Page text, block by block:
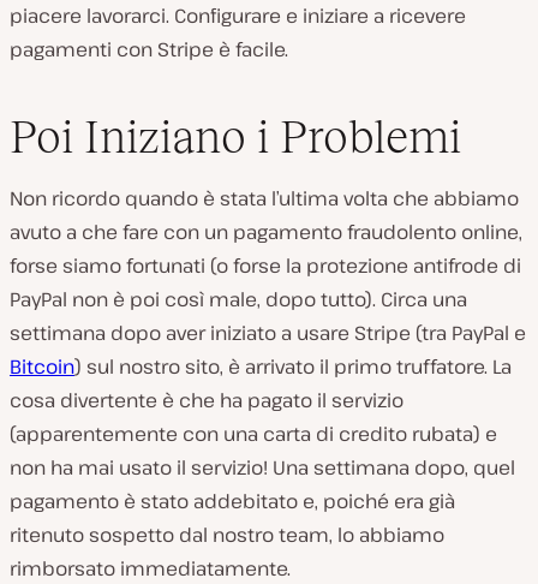
piacere lavorarci. Configurare e iniziare a ricevere
pagamenti con Stripe è facile.
Poi Iniziano i Problemi
Non ricordo quando è stata l’ultima volta che abbiamo
avuto a che fare con un pagamento fraudolento online,
forse siamo fortunati (o forse la protezione antifrode di
PayPal non è poi così male, dopo tutto). Circa una
settimana dopo aver iniziato a usare Stripe (tra PayPal e
Bitcoin) sul nostro sito, è arrivato il primo truffatore. La
cosa divertente è che ha pagato il servizio
(apparentemente con una carta di credito rubata) e
non ha mai usato il servizio! Una settimana dopo, quel
pagamento è stato addebitato e, poiché era già
ritenuto sospetto dal nostro team, lo abbiamo
rimborsato immediatamente.